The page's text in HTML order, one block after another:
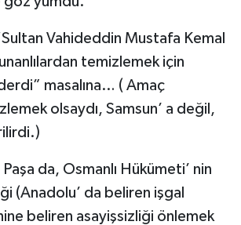
Vahideddin Mustafa Kemal
temizlemek için
masalına… ( Amaç
olsaydı, Samsun’ a değil,
da, Osmanlı Hükümeti’ nin
(Anadolu’ da beliren işgal
beliren asayişsizliği önlemek